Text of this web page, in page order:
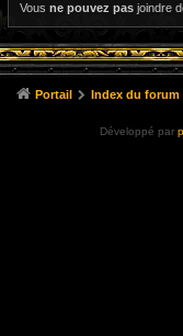
Vous ne pouvez pas joindre
Portail Index du forum
Développé par